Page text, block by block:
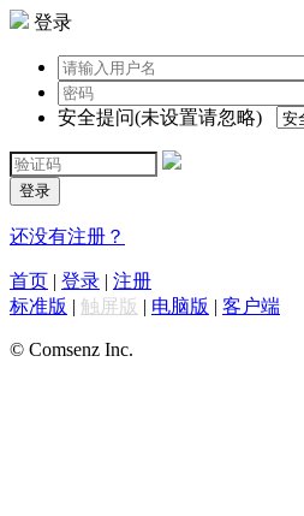
登录
安全提问(未设置请忽略)
登录
还没有注册？
首页 | 登录 | 注册
标准版 | 触屏版 | 电脑版 | 客户端
© Comsenz Inc.